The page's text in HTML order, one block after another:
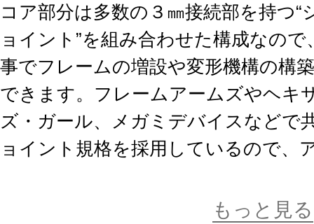
コア部分は多数の３㎜接続部を持つ
ョイント”を組み合わせた構成なの
事でフレームの増設や変形機構の構
できます。フレームアームズやヘキ
ズ・ガール、メガミデバイスなどで
ョイント規格を採用しているので、
もっと見る